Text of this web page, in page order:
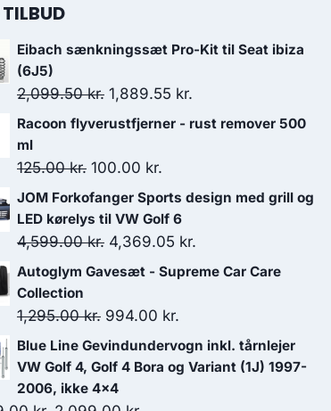
TILBUD
Eibach sænkningssæt Pro-Kit til Seat ibiza
(6J5)
2,099.50kr. Den
oprindelige
var:
2,099.50 kr..
1,889.55 kr.
aktuelle
1,889.55 kr..
Racoon flyverustfjerner - rust remover 500
ml
125.00kr. Den
oprindelige
pris
var:
125.00 kr..
100.00 kr.
aktuelle
pris
er:
100.00 kr..
JOM Forkofanger Sports design med grill og
LED kørelys til VW Golf 6
4,599.00kr. Den
oprindelige
var:
4,599.00 kr..
4,369.05 kr.
aktuelle
4,369.05 kr..
Autoglym Gavesæt - Supreme Car Care
Collection
1,295.00kr. Den
oprindelige
pris
var:
994.00 kr.
aktuelle
pris
Blue Line Gevindundervogn inkl. tårnlejer
VW Golf 4, Golf 4 Bora og Variant (1J) 1997-
2006, ikke 4x4